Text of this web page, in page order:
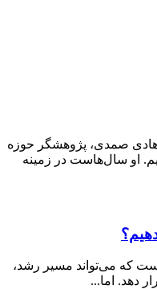
هادی صمدی، پژوهشگر حوزه
او سال‌هاست در زمینه
که می‌تواند مسیر رشد،
دهد. اما...